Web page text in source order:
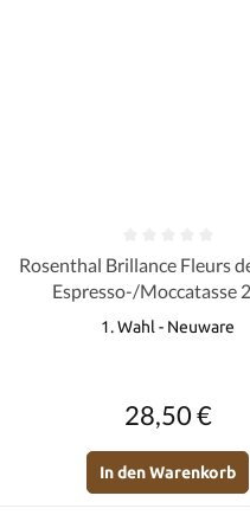
Durchschnittliche
Rosenthal Brillance Fleurs
Espresso-/Moccatasse
1. Wahl - Neuware
28,50 €
In den Warenkorb